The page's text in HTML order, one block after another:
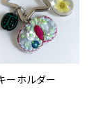
ーホルダー